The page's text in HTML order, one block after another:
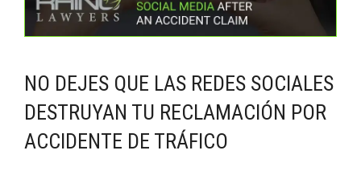
NO DEJES QUE LAS REDES SOCIALES
DESTRUYAN TU RECLAMACIÓN POR
ACCIDENTE DE TRÁFICO